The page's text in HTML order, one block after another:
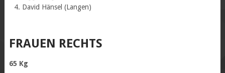
David Hänsel (Langen)
FRAUEN RECHTS
65 Kg